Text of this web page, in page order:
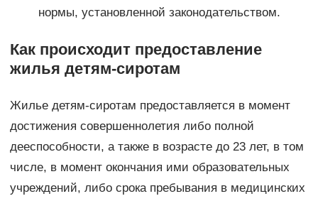
нормы, установленной законодательством.
Как происходит предоставление
жилья детям-сиротам
Жилье детям-сиротам предоставляется в момент
достижения совершеннолетия либо полной
дееспособности, а также в возрасте до 23 лет, в том
числе, в момент окончания ими образовательных
учреждений, либо срока пребывания в медицинских